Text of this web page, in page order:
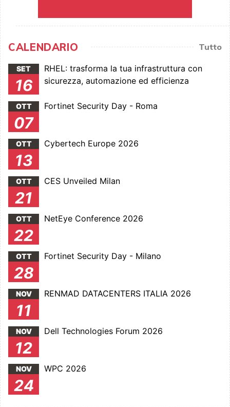
CALENDARIO Tutto
SET
16
RHEL: trasforma la tua infrastruttura con
sicurezza, automazione ed efficienza
OTT
07
Fortinet Security Day - Roma
OTT
13
Cybertech Europe 2026
OTT
21
CES Unveiled Milan
OTT
22
NetEye Conference 2026
OTT
28
Fortinet Security Day - Milano
NOV
11
RENMAD DATACENTERS ITALIA 2026
NOV
12
Dell Technologies Forum 2026
NOV
24
WPC 2026